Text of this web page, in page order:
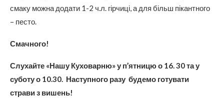
смаку можна додати 1-2 ч.л. гірчиці, а для більш пікантного
– песто.
Смачного!
Слухайте «Нашу Куховарню» у п’ятницю о 16. 30 та у
суботу о 10.30. Наступного разу будемо готувати
страви з вишень!